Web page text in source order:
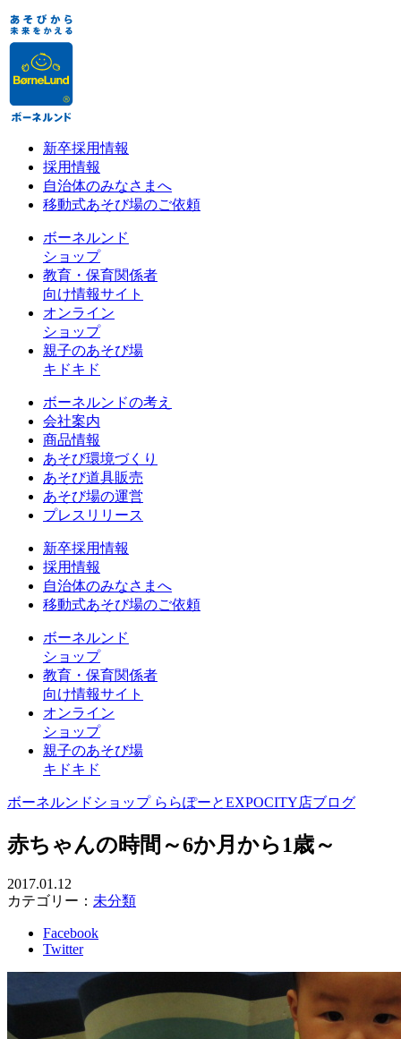
新卒採用情報
採用情報
自治体のみなさまへ
移動式あそび場のご依頼
ボーネルンド
ショップ
教育・保育関係者
向け情報サイト
オンライン
ショップ
親子のあそび場
キドキド
ボーネルンドの考え
会社案内
商品情報
あそび環境づくり
あそび道具販売
あそび場の運営
プレスリリース
新卒採用情報
採用情報
自治体のみなさまへ
移動式あそび場のご依頼
ボーネルンド
ショップ
教育・保育関係者
向け情報サイト
オンライン
ショップ
親子のあそび場
キドキド
ボーネルンドショップ ららぽーとEXPOCITY店ブログ
赤ちゃんの時間～6か月から1歳～
2017.01.12
カテゴリー： 未分類
Facebook
Twitter